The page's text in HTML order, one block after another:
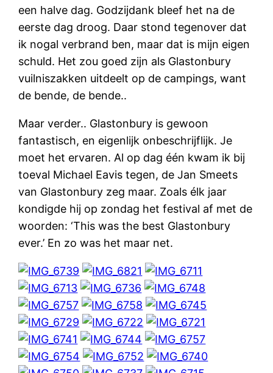
een halve dag. Godzijdank bleef het na de
eerste dag droog. Daar stond tegenover dat
ik nogal verbrand ben, maar dat is mijn eigen
schuld. Het zou goed zijn als Glastonbury
vuilniszakken uitdeelt op de campings, want
de bende, de bende..
Maar verder.. Glastonbury is gewoon
fantastisch, en eigenlijk onbeschrijflijk. Je
moet het ervaren. Al op dag één kwam ik bij
toeval Michael Eavis tegen, de Jan Smeets
van Glastonbury zeg maar. Zoals élk jaar
kondigde hij op zondag het festival af met de
woorden: ‘This was the best Glastonbury
ever.’ En zo was het maar net.